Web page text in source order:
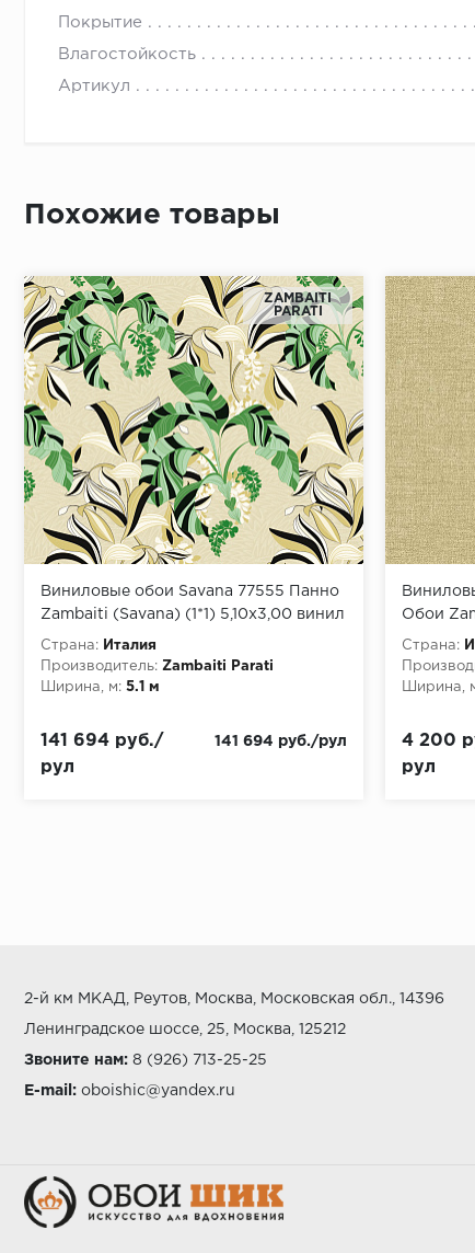
Покрытие
Влагостойкость
Артикул
Похожие товары
ZAMBAITI
PARATI
Виниловые обои Savana 77555 Панно
Zambaiti (Savana) (1*1) 5,10х3,00 винил
на флизелине
Страна:
Италия
Производитель: Zambaiti Parati
Ширина, м: 5.1 м
141 694 руб./
рул
141 694 руб./рул
Обои
Страна:
Ширина,
4 200
рул
2-й км МКАД, Реутов, Москва, Московская обл., 14396
Ленинградское шоссе, 25, Москва, 125212
Звоните нам: 8 (926) 713-25-25
E-mail: oboishic@yandex.ru